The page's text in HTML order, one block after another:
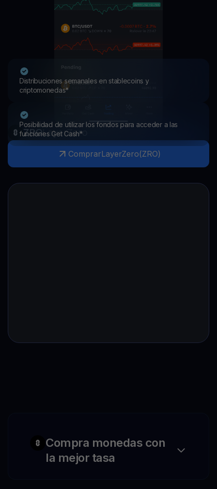
Distribuciones semanales en stablecoins y
criptomonedas*
Posibilidad de utilizar los fondos para acceder a las
funciones Get Cash*
ZROLayerZero
ComprarLayerZero(ZRO)
Compra monedas con
la mejor tasa